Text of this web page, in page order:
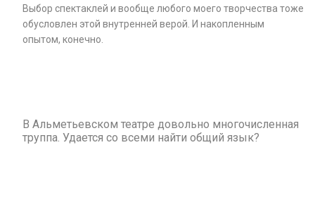
Выбор спектаклей и вообще любого моего творчества тоже
обусловлен этой внутренней верой. И накопленным
опытом, конечно.
В Альметьевском театре довольно многочисленная
труппа. Удается со всеми найти общий язык?